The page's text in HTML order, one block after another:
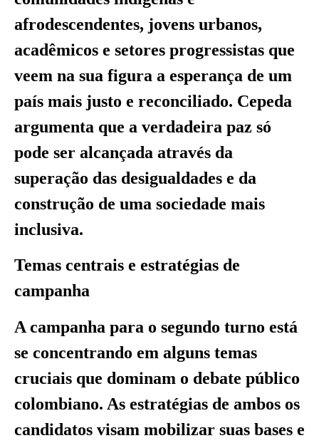
afrodescendentes, jovens urbanos,
acadêmicos e setores progressistas que
veem na sua figura a esperança de um
país mais justo e reconciliado. Cepeda
argumenta que a verdadeira paz só
pode ser alcançada através da
superação das desigualdades e da
construção de uma sociedade mais
inclusiva.
Temas centrais e estratégias de
campanha
A campanha para o segundo turno está
se concentrando em alguns temas
cruciais que dominam o debate público
colombiano. As estratégias de ambos os
candidatos visam mobilizar suas bases e